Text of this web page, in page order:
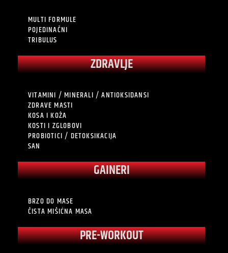
MULTI FORMULE
POJEDINAČNI
TRIBULUS
ZDRAVLJE
VITAMINI / MINERALI / ANTIOKSIDANSI
ZDRAVE MASTI
KOSA I KOŽA
KOSTI I ZGLOBOVI
PROBIOTICI / DETOKSIKACIJA
SAN
GAINERI
BRZO DO MASE
ČISTA MIŠIĆNA MASA
PRE-WORKOUT